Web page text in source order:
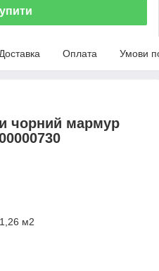
Доставка Оплата Умови
чорний мармур
м2